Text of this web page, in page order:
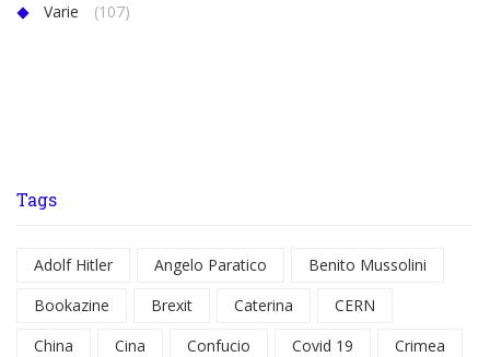
Varie
(107)
Tags
Adolf Hitler Angelo Paratico
Benito Mussolini
Bookazine
Brexit Caterina
CERN
China
Cina Confucio Covid 19
Crimea